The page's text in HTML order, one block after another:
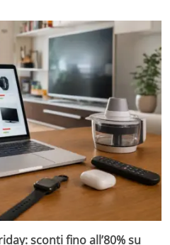
sconti fino all’80% su